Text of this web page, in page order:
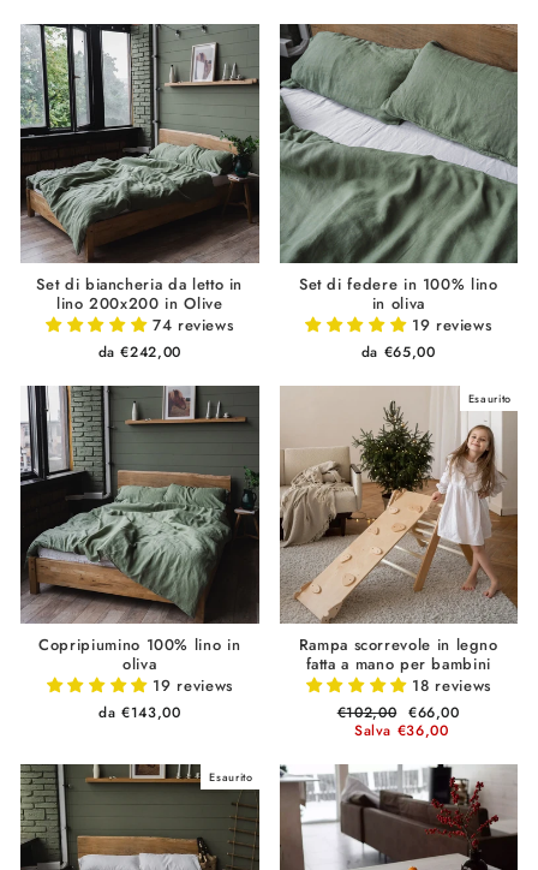
Set di biancheria da letto in
lino 200x200 in Olive
74 reviews
da €242,00
Set di federe in 100% lino
in oliva
19 reviews
da €65,00
Copripiumino 100% lino in
oliva
19 reviews
da €143,00
Esaurito
Rampa scorrevole in legno
fatta a mano per bambini
18 reviews
Prezzo
€102,00 Prezzo
scontato
€66,00
Salva €36,00
Esaurito